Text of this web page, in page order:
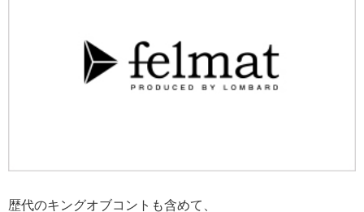
歴代のキングオブコントも含めて、